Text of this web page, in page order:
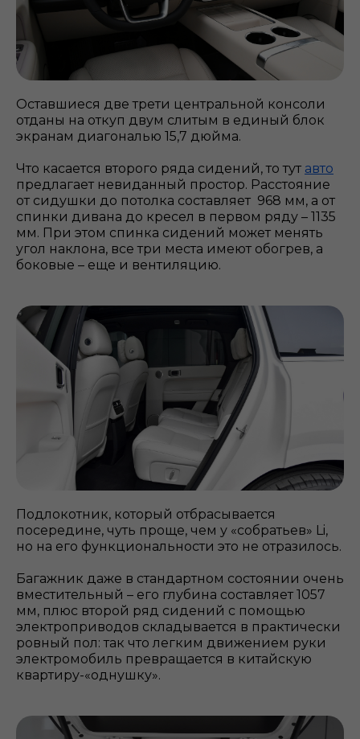
Оставшиеся две трети центральной консоли
отданы на откуп двум слитым в единый блок
экранам диагональю 15,7 дюйма.
Что касается второго ряда сидений, то тут авто
предлагает невиданный простор. Расстояние
от сидушки до потолка составляет 968 мм, а от
спинки дивана до кресел в первом ряду – 1135
мм. При этом спинка сидений может менять
угол наклона, все три места имеют обогрев, а
боковые – еще и вентиляцию.
Подлокотник, который отбрасывается
посередине, чуть проще, чем у «собратьев» Li,
но на его функциональности это не отразилось.
Багажник даже в стандартном состоянии очень
вместительный – его глубина составляет 1057
мм, плюс второй ряд сидений с помощью
электроприводов складывается в практически
ровный пол: так что легким движением руки
электромобиль превращается в китайскую
квартиру-«однушку».